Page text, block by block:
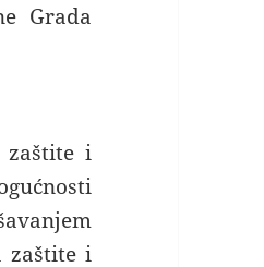
Grada
zaštite i
zaštite i